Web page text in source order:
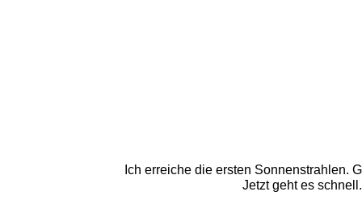
Ich erreiche die ersten Sonnenstrahlen.
Jetzt geht es